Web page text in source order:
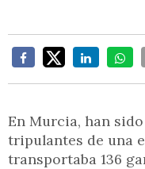
En Murcia, han
tripulantes de una
transportaba 136